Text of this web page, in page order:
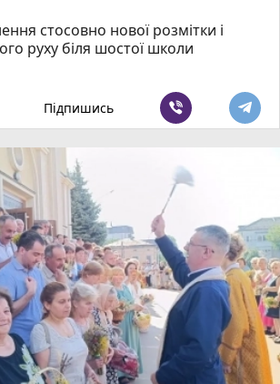
стосовно нової розмітки і
руху біля шостої школи
Підпишись